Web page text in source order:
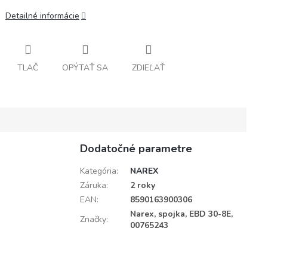
Detailné informácie
TLAČ OPÝTAŤ SA ZDIEĽAŤ
Dodatočné parametre
Kategória:
NAREX
Záruka:
2 roky
EAN:
8590163900306
Značky:
Narex, spojka, EBD 30-8E,
00765243